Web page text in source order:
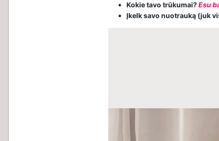
Kokie tavo trūkumai?Esu
Įkelk savo nuotrauką (juk